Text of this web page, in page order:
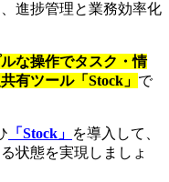
進捗管理と業務効率化
な操作でタスク・情
有ツール「Stock」 で
「Stock」 を導入して、
状態を実現しましょ